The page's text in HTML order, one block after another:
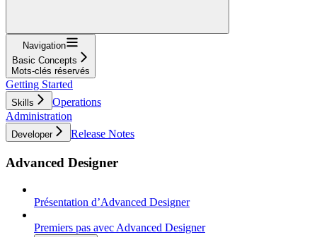
Navigation
Basic Concepts
Mots-clés réservés
Getting Started
Skills
Operations
Administration
Developer Release Notes
Advanced Designer
Présentation d’Advanced Designer
Premiers pas avec Advanced Designer